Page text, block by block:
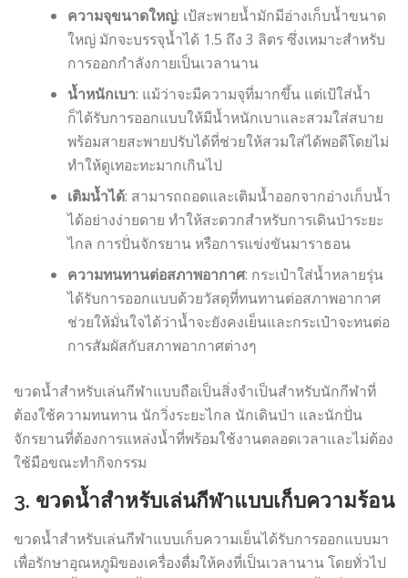
ความจุขนาดใหญ่: เป้สะพายน้ำมักมีอ่างเก็บน้ำขนาด
ใหญ่ มักจะบรรจุน้ำได้ 1.5 ถึง 3 ลิตร ซึ่งเหมาะสำหรับ
การออกกำลังกายเป็นเวลานาน
น้ำหนักเบา: แม้ว่าจะมีความจุที่มากขึ้น แต่เป้ใส่น้ำ
ก็ได้รับการออกแบบให้มีน้ำหนักเบาและสวมใส่สบาย
พร้อมสายสะพายปรับได้ที่ช่วยให้สวมใส่ได้พอดีโดยไม่
ทำให้ดูเทอะทะมากเกินไป
เติมน้ำได้: สามารถถอดและเติมน้ำออกจากอ่างเก็บน้ำ
ได้อย่างง่ายดาย ทำให้สะดวกสำหรับการเดินป่าระยะ
ไกล การปั่นจักรยาน หรือการแข่งขันมาราธอน
ความทนทานต่อสภาพอากาศ: กระเป๋าใส่น้ำหลายรุ่น
ได้รับการออกแบบด้วยวัสดุที่ทนทานต่อสภาพอากาศ
ช่วยให้มั่นใจได้ว่าน้ำจะยังคงเย็นและกระเป๋าจะทนต่อ
การสัมผัสกับสภาพอากาศต่างๆ
ขวดน้ำสำหรับเล่นกีฬาแบบถือเป็นสิ่งจำเป็นสำหรับนักกีฬาที่
ต้องใช้ความทนทาน นักวิ่งระยะไกล นักเดินป่า และนักปั่น
จักรยานที่ต้องการแหล่งน้ำที่พร้อมใช้งานตลอดเวลาและไม่ต้อง
ใช้มือขณะทำกิจกรรม
3. ขวดน้ำสำหรับเล่นกีฬาแบบเก็บความร้อน
ขวดน้ำสำหรับเล่นกีฬาแบบเก็บความเย็นได้รับการออกแบบมา
เพื่อรักษาอุณหภูมิของเครื่องดื่มให้คงที่เป็นเวลานาน โดยทั่วไป